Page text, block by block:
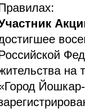
на